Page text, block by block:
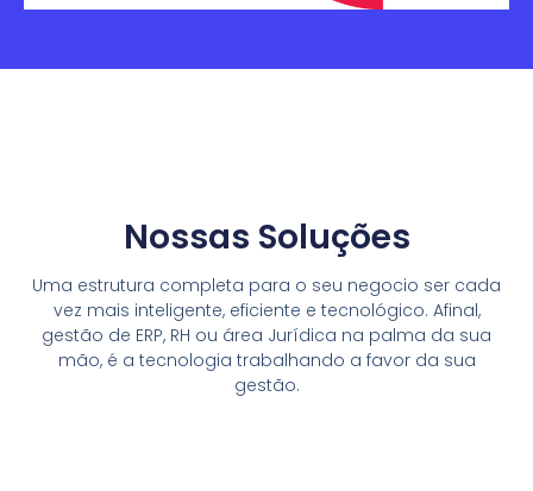
Nossas Soluções
Uma estrutura completa para o seu negocio ser cada
vez mais inteligente, eficiente e tecnológico. Afinal,
gestão de ERP, RH ou área Jurídica na palma da sua
mão, é a tecnologia trabalhando a favor da sua
gestão.